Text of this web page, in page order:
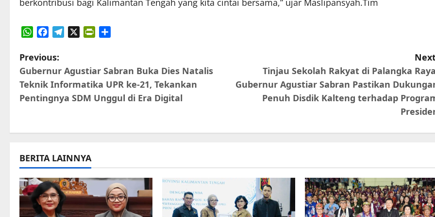
berkontribusi bagi Kalimantan Tengah yang kita cintai bersama,” ujar Maslipansyah.Tim
P
o
s
a
v
i
Previous:
Gubernur Agustiar Sabran Buka Dies Natalis
Teknik Informatika UPR ke-21, Tekankan
Pentingnya SDM Unggul di Era Digital
Tinjau Sekolah Rakyat di Palangka
Gubernur Agustiar Sabran Pastikan
Penuh Disdik Kalteng terhadap
BERITA LAINNYA